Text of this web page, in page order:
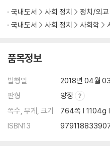
제17장 4·3 死者에 대한 기억 방식
제18장 역사적 기억과 4·3극
제8부 4·3 연구의 추이와 쟁점
제20장 4·3연구의 쟁점
4·3 관련 대표 논저
국내도서 사회 정치 정치/외교
국내도서
사회 정치 사회학
품목정보
발행일
2018년 04월
판형
양장
쪽수, 무게, 크기
764쪽 |
ISBN13